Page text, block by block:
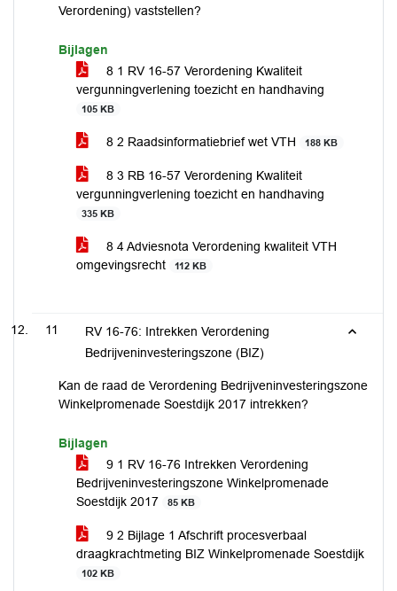
Verordening) vaststellen?
Bijlagen
8 1 RV 16-57 Verordening Kwaliteit
vergunningverlening toezicht en handhaving
105 KB
8 2 Raadsinformatiebrief wet VTH 188 KB
8 3 RB 16-57 Verordening Kwaliteit
vergunningverlening toezicht en handhaving
335 KB
8 4 Adviesnota Verordening kwaliteit VTH
omgevingsrecht
112 KB
11
RV 16-76: Intrekken Verordening
Bedrijveninvesteringszone (BIZ)
Kan de raad de Verordening Bedrijveninvesteringszone
Winkelpromenade Soestdijk 2017 intrekken?
Bijlagen
9 1 RV 16-76 Intrekken Verordening
Bedrijveninvesteringszone Winkelpromenade
Soestdijk 2017
85 KB
9 2 Bijlage 1 Afschrift procesverbaal
draagkrachtmeting BIZ Winkelpromenade Soestdijk
102 KB